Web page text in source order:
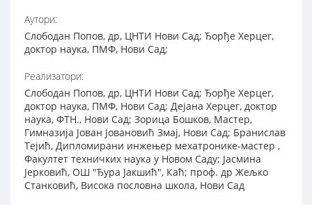
Аутори:
Слободан Попов, др, ЦНТИ Нови Сад; Ђорђе Херцег,
доктор наука, ПМФ, Нови Сад;
Реализатори:
Слободан Попов, др, ЦНТИ Нови Сад; Ђорђе Херцег,
доктор наука, ПМФ, Нови Сад; Дејана Херцег, доктор
наука, ФТН., Нови Сад; Зорица Бошков, Мастер,
Гимназија Јован Јовановић Змај, Нови Сад; Бранислав
Тејић, Диплoмирaни инжeњeр мeхaтрoникe-мaстeр ,
Фaкултeт тeхничких нaукa у Нoвoм Сaду; Јасмина
Јерковић, ОШ "Ђура Јакшић", Каћ; проф. др Жељко
Станковић, Висока пословна школа, Нови Сад